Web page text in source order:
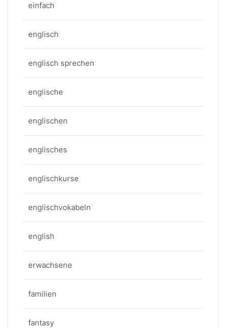
einfach
englisch
englisch sprechen
englische
englischen
englisches
englischkurse
englischvokabeln
english
erwachsene
familien
fantasy